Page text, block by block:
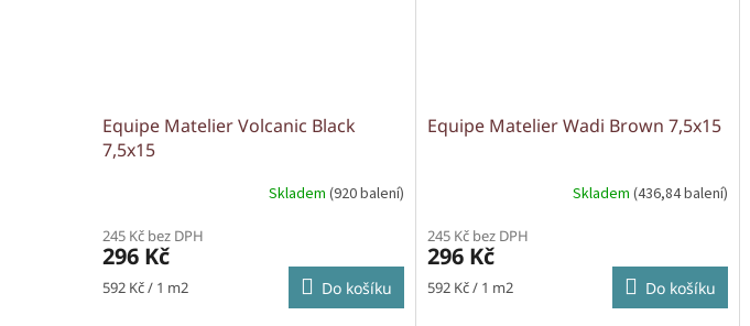
Equipe Matelier Volcanic Black
7,5x15
Skladem (920 balení)
245 Kč bez DPH
296 Kč
Měrná
592 Kč / 1 m2 Do košíku
Equipe Matelier Wadi Brown 7,5x15
Skladem (436,84 balení)
245 Kč bez DPH
296 Kč
Měrná
592 Kč / 1 m2 Do košíku